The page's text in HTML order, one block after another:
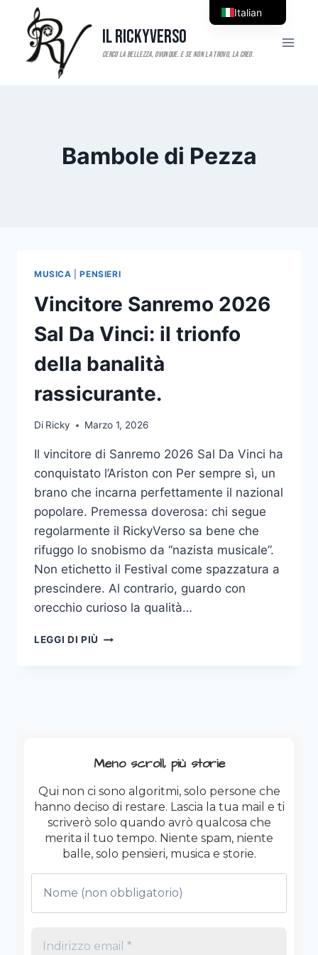
contenuto
Il RickyVerso
Bambole di Pezza
MUSICA |PENSIERI
Vincitore Sanremo 2026
Sal Da Vinci: il trionfo
della banalità
rassicurante.
Di Ricky Marzo 1, 2026
Il vincitore di Sanremo 2026 Sal Da Vinci ha
conquistato l’Ariston con Per sempre sì, un
brano che incarna perfettamente il nazional
popolare. Premessa doverosa: chi segue
regolarmente il RickyVerso sa bene che
rifuggo lo snobismo da “nazista musicale”.
Non etichetto il Festival come spazzatura a
prescindere. Al contrario, guardo con
orecchio curioso la qualità…
LEGGI DI PIÙ VINCITORE
BANALITÀ
RASSICURANTE.
Meno scroll, più storie
Qui non ci sono algoritmi, solo persone che
hanno deciso di restare. Lascia la tua mail e ti
scriverò solo quando avrò qualcosa che
merita il tuo tempo. Niente spam, niente
balle, solo pensieri, musica e storie.
Italian